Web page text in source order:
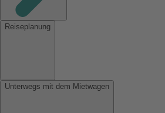
Reiseplanung
Unterwegs mit dem Mietwagen